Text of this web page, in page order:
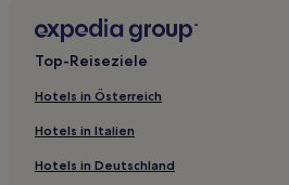
Top-Reiseziele
Hotels in Österreich
Hotels in Italien
Hotels in Deutschland